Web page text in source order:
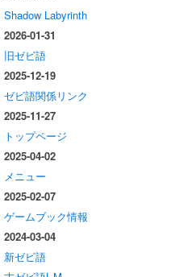
Shadow Labyrinth
2026-01-31
旧ゼビ語
2025-12-19
ゼビ語関係リンク
2025-11-27
トップページ
2025-04-02
メニュー
2025-02-07
ゲームブック情報
2024-03-04
新ゼビ語